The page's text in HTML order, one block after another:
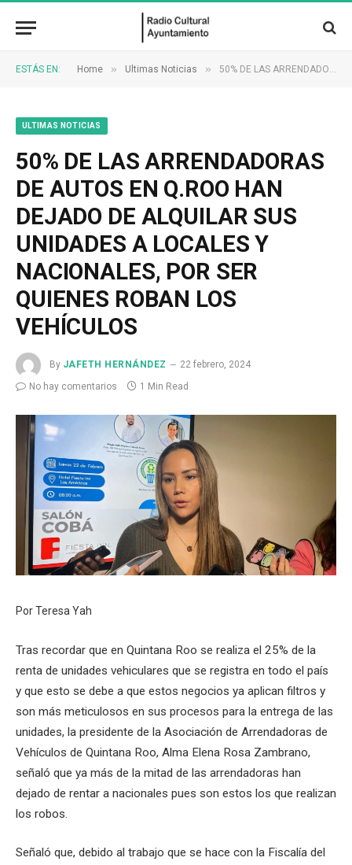
ESTÁS EN: Home » Ultimas Noticias » 50% DE LAS ARRENDADORAS DE AUTOS EN Q.ROO HAN DEJADO DE ALQUILAR SUS UNIDADES A LOCALES Y NACIONALES, POR SER QUIENES ROBAN LOS VEHÍCULOS
ULTIMAS NOTICIAS
50% DE LAS ARRENDADORAS
DE AUTOS EN Q.ROO HAN
DEJADO DE ALQUILAR SUS
UNIDADES A LOCALES Y
NACIONALES, POR SER
QUIENES ROBAN LOS
VEHÍCULOS
By JAFETH HERNÁNDEZ
22 febrero, 2024
No hay comentarios
1 Min Read
Por Teresa Yah
Tras recordar que en Quintana Roo se realiza el 25% de la
renta de unidades vehiculares que se registra en todo el país
y que esto se debe a que estos negocios ya aplican filtros y
son más meticulosos en sus procesos para la entrega de las
unidades, la presidente de la Asociación de Arrendadoras de
Vehículos de Quintana Roo, Alma Elena Rosa Zambrano,
señaló que ya más de la mitad de las arrendadoras han
dejado de rentar a nacionales pues son estos los que realizan
los robos.
Señaló que, debido al trabajo que se hace con la Fiscalía del